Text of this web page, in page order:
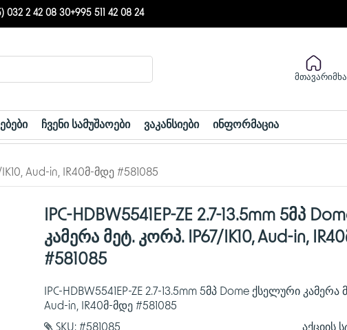
032 2 42 08 30+995 511 42 08 24
მთავარი
ჩვენი სამუშაოები ვაკანსიები ინფორმაცია
Aud-in, IR40მ-მდე #581085
IPC-HDBW5541EP-ZE 2.7-13.5mm 5მპ
კამერა მეტ. კორპ. IP67/IK10, Aud-in,
#581085
IPC-HDBW5541EP-ZE 2.7-13.5mm 5მპ Dome ქსელური კამერა
Aud-in, IR40მ-მდე #581085
SKU: #581085
აქციის